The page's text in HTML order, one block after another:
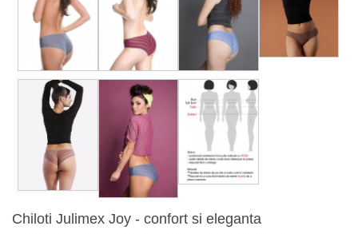
Chiloti Julimex Joy - confort si eleganta